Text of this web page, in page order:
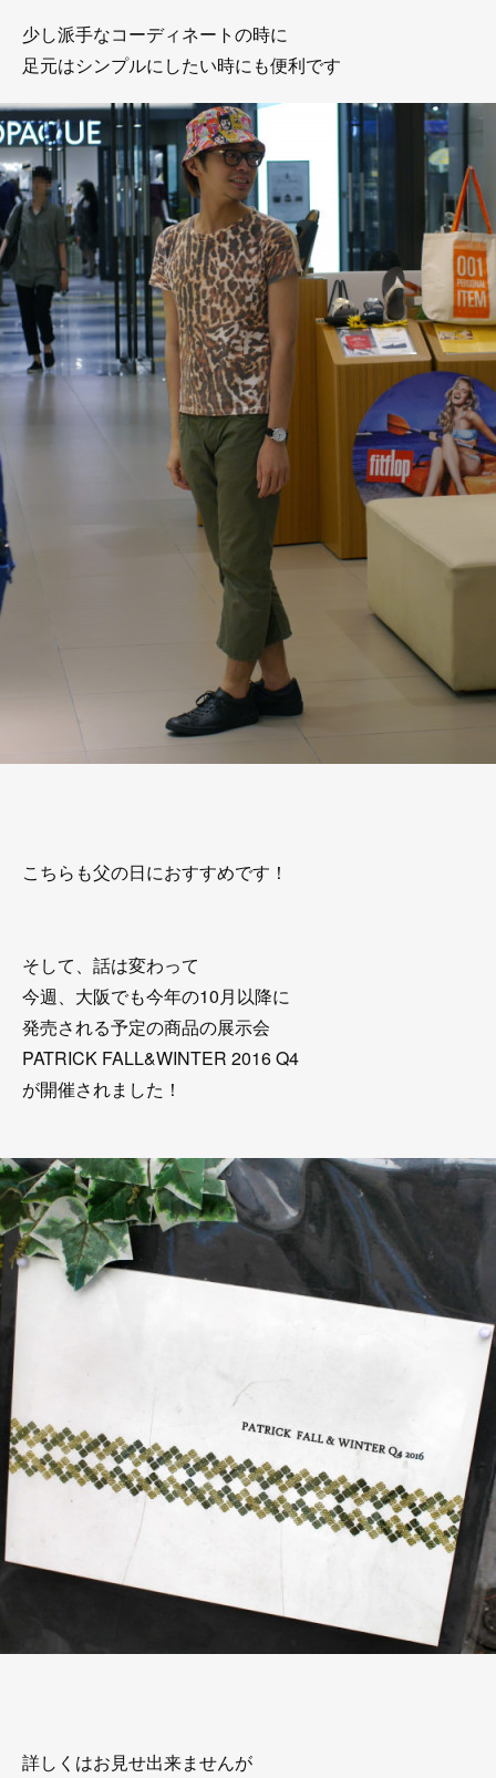
少し派手なコーディネートの時に
足元はシンプルにしたい時にも便利です
こちらも父の日におすすめです！
そして、話は変わって
今週、大阪でも今年の10月以降に
発売される予定の商品の展示会
PATRICK FALL&WINTER 2016 Q4
が開催されました！
詳しくはお見せ出来ませんが